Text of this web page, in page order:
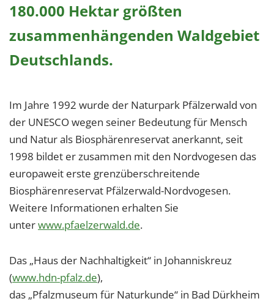
180.000 Hektar größten
zusammenhängenden Waldgebiet
Deutschlands.
Im Jahre 1992 wurde der Naturpark Pfälzerwald von
der UNESCO wegen seiner Bedeutung für Mensch
und Natur als Biosphärenreservat anerkannt, seit
1998 bildet er zusammen mit den Nordvogesen das
europaweit erste grenzüberschreitende
Biosphärenreservat Pfälzerwald-Nordvogesen.
Weitere Informationen erhalten Sie
unterwww.pfaelzerwald.de.
Das „Haus der Nachhaltigkeit“ in Johanniskreuz
(www.hdn-pfalz.de),
das „Pfalzmuseum für Naturkunde“ in Bad Dürkheim